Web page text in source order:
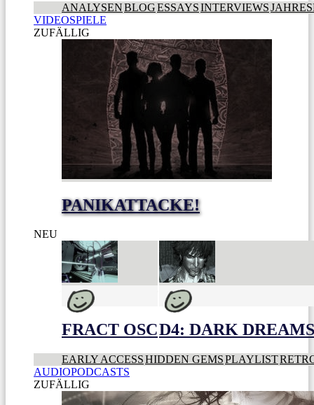
ANALYSENBLOGESSAYSINTERVIEWS
VIDEOSPIELE
ZUFÄLLIG
PANIKATTACKE!
NEU
FRACT OSCD4: DARK
EARLY ACCESSHIDDEN GEMSPLAYLIST
AUDIOPODCASTS
ZUFÄLLIG